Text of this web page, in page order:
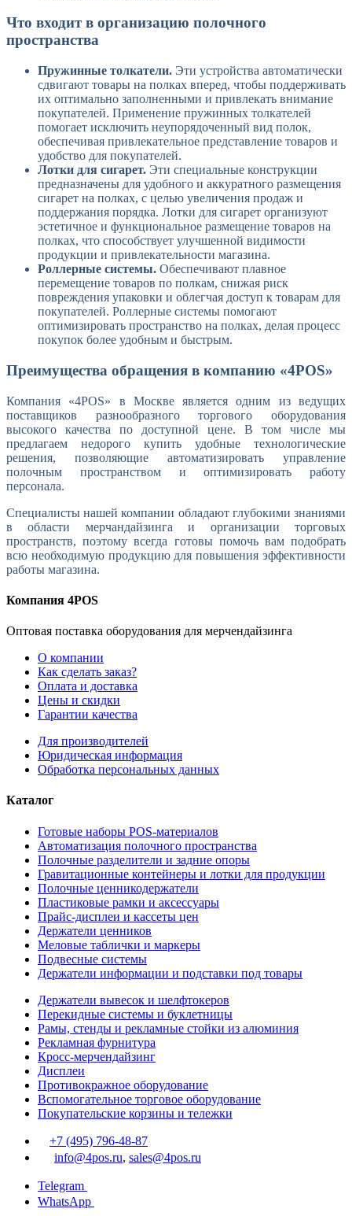
Что входит в организацию полочного
пространства
Пружинные толкатели. Эти устройства автоматически
сдвигают товары на полках вперед, чтобы поддерживать
их оптимально заполненными и привлекать внимание
покупателей. Применение пружинных толкателей
помогает исключить неупорядоченный вид полок,
обеспечивая привлекательное представление товаров и
удобство для покупателей.
Лотки для сигарет. Эти специальные конструкции
предназначены для удобного и аккуратного размещения
сигарет на полках, с целью увеличения продаж и
поддержания порядка. Лотки для сигарет организуют
эстетичное и функциональное размещение товаров на
полках, что способствует улучшенной видимости
продукции и привлекательности магазина.
Роллерные системы. Обеспечивают плавное
перемещение товаров по полкам, снижая риск
повреждения упаковки и облегчая доступ к товарам для
покупателей. Роллерные системы помогают
оптимизировать пространство на полках, делая процесс
покупок более удобным и быстрым.
Преимущества обращения в компанию «4POS»
Компания «4POS» в Москве является одним из ведущих
поставщиков разнообразного торгового оборудования
высокого качества по доступной цене. В том числе мы
предлагаем недорого купить удобные технологические
решения, позволяющие автоматизировать управление
полочным пространством и оптимизировать работу
персонала.
Специалисты нашей компании обладают глубокими знаниями
в области мерчандайзинга и организации торговых
пространств, поэтому всегда готовы помочь вам подобрать
всю необходимую продукцию для повышения эффективности
работы магазина.
Компания 4POS
Оптовая поставка оборудования для мерчендайзинга
О компании
Как сделать заказ?
Оплата и доставка
Цены и скидки
Гарантии качества
Для производителей
Юридическая информация
Обработка персональных данных
Каталог
Готовые наборы POS-материалов
Автоматизация полочного пространства
Полочные разделители и задние опоры
Гравитационные контейнеры и лотки для продукции
Полочные ценникодержатели
Пластиковые рамки и аксессуары
Прайс-дисплеи и кассеты цен
Держатели ценников
Меловые таблички и маркеры
Подвесные системы
Держатели информации и подставки под товары
Держатели вывесок и шелфтокеров
Перекидные системы и буклетницы
Рамы, стенды и рекламные стойки из алюминия
Рекламная фурнитура
Кросс-мерчендайзинг
Дисплеи
Противокражное оборудование
Вспомогательное торговое оборудование
Покупательские корзины и тележки
+7 (495) 796-48-87
info@4pos.ru, sales@4pos.ru
Telegram
WhatsApp